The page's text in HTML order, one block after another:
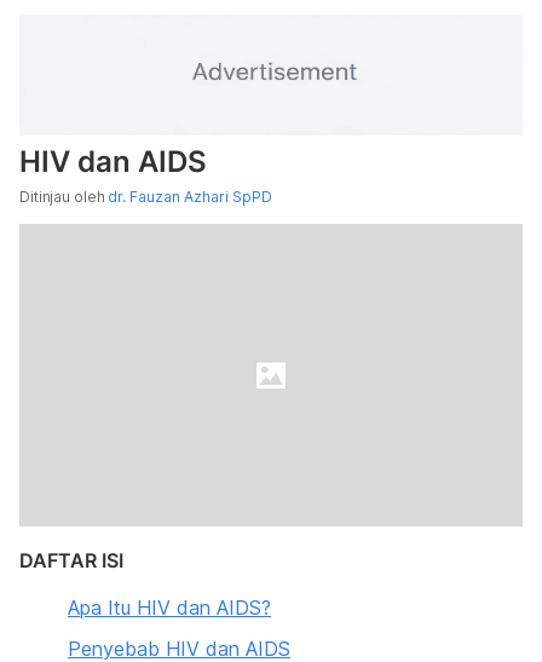
HIV dan AIDS
Ditinjau oleh dr. Fauzan Azhari SpPD
DAFTAR ISI
Apa Itu HIV dan AIDS?
Penyebab HIV dan AIDS